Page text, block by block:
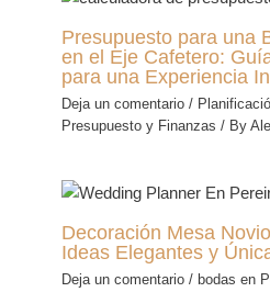
Presupuesto para una
en el Eje Cafetero:
para una Experiencia
Deja un comentario /
Presupuesto y Finanzas / By
Decoración Mesa
Ideas Elegantes y
Deja un comentario / bodas en